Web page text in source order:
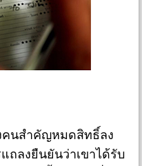
คนสำคัญหมดสิทธิ์ลง
ถลงยืนยันว่าเขาได้รับ